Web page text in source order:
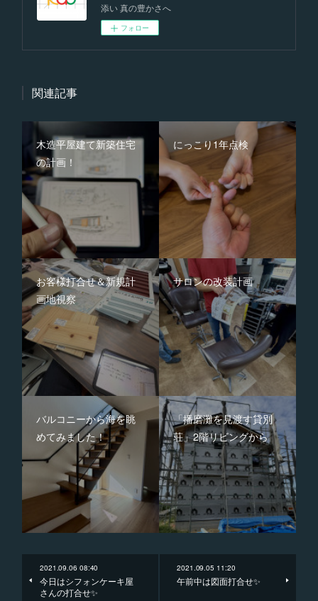
添い 真の豊かさへ
フォロー
関連記事
木造平屋建て新築住宅
の計画！
にっこり1年点検
お客様打合せ＆新規計
画地視察
サロンの改装計画
バルコニーから海を眺
めてみました！
「播磨灘を見渡す貸別
荘」2階リビングから
2021.09.06 08:40
今日はシフォンケーキ屋
さんの打合せ✨
2021.09.05 11:20
午前中は図面打合せ✨